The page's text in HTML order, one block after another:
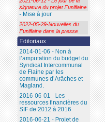
signature du projet Funiflaine
- Mise à jour
2022-05-29-Nouvelles du
Funiflaine dans la presse
Editoriaux
2014-01-06 - Non à
l’amputation du budget du
Syndicat Intercommunal
de Flaine par les
communes d’Arâches et
Magland.
2016-06-01 - Les
ressources financières du
SIF de 2012 à 2016
2016-06-21 - Projet de